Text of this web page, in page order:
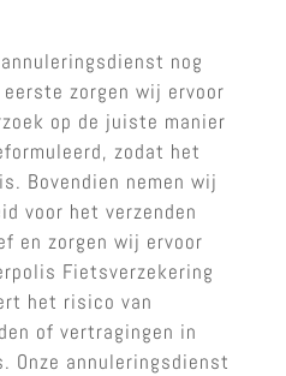
nog
zorgen wij ervoor
op de juiste manier
zodat het
Bovendien nemen wij
voor het verzenden
en zorgen wij ervoor
Fietsverzekering
het risico van
of vertragingen in
Onze annuleringsdienst